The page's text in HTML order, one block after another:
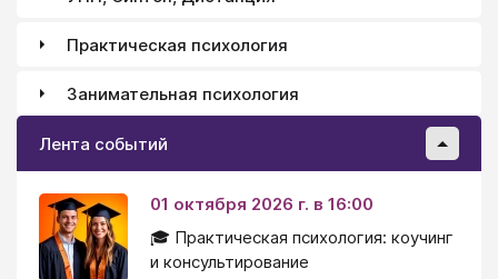
Практическая психология
Занимательная психология
Лента событий
01 октября 2026 г. в 16:00
🎓 Практическая психология: коучинг
и консультирование